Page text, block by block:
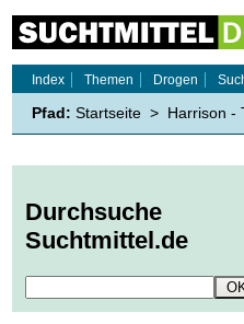
Index
Themen Drogen
Pfad: Startseite > Harrison -
Durchsuche
Suchtmittel.de